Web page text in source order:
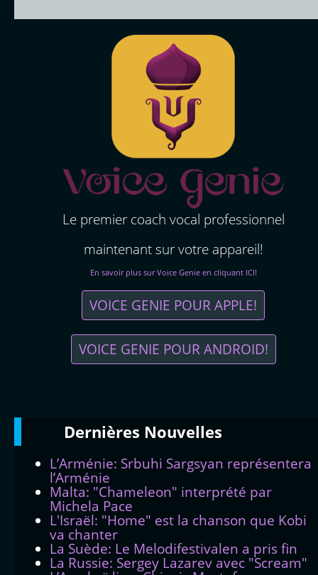
Le premier coach vocal professionnel
maintenant sur votre appareil!
En savoir plus sur Voice Genie en cliquant ICI!
VOICE GENIE POUR APPLE!
VOICE GENIE POUR ANDROID!
Dernières Νouvelles
L’Arménie: Srbuhi Sargsyan représentera
l’Arménie
Malta: "Chameleon" interprété par
Michela Pace
L'Israël: "Home" est la chanson que Kobi
va chanter
La Suède: Le Melodifestivalen a pris fin
La Russie: Sergey Lazarev avec "Scream"